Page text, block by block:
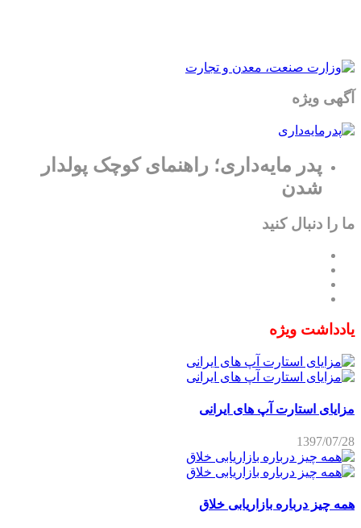
آگهی ویژه
پدر مایه‌داری؛ راهنمای کوچک پولدار
شدن
ما را دنبال کنید
یادداشت ویژه
مزایای استارت آپ های ایرانی
1397/07/28
همه چیز درباره بازاریابی خلاق